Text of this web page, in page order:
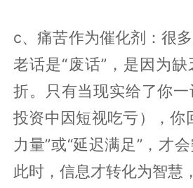
c、痛苦作为催化剂：很
老话是“废话”，是因为
折。只有当现实给了你
投资中因短视吃亏），你
力量”或“延迟满足”，才
此时，信息才转化为智慧